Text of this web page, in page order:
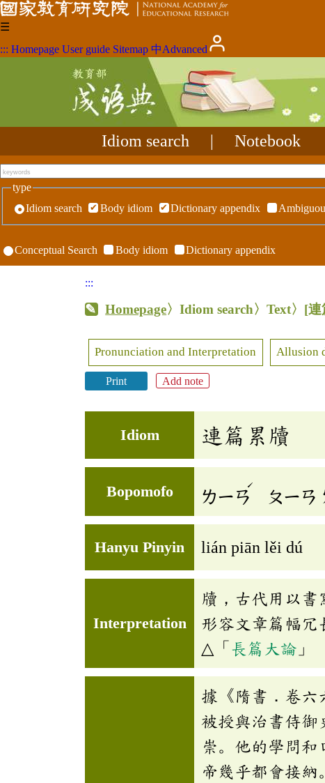
☰
::: Homepage User guide Sitemap 中Advanced
Idiom search Notebook
type
Idiom search
Body idiom Dictionary appendix
Conceptual Search Body idiom Dictionary appendix
:::
Homepage〉Idiom search〉Text〉 [連
Pronunciation and Interpretation Allusion
Print Add note
Idiom 連篇累牘
Bopomofo ㄌㄧㄢ
ˊ
ㄆㄧㄢ
Hanyu Pinyin lián piān lěi dú
Interpretation
牘，古代用以
形容文章篇幅冗
△「 長篇大論 」
據《隋書．卷六
被授與治書侍御
崇。他的學問
帝幾乎都會接